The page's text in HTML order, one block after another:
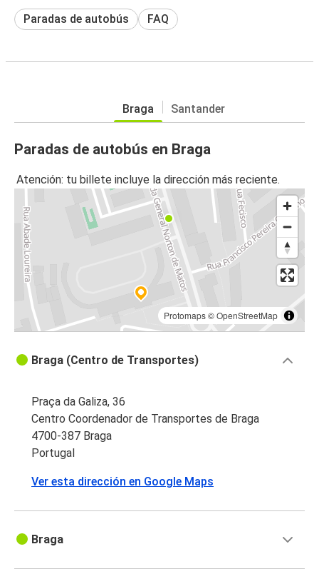
Paradas de autobús FAQ
Braga Santander
Paradas de autobús en Braga
Atención: tu billete incluye la dirección más reciente.
Protomaps©OpenStreetMap
Braga (Centro de Transportes)
Praça da Galiza, 36
Centro Coordenador de Transportes de Braga
4700-387 Braga
Portugal
Ver esta dirección en Google Maps
Braga